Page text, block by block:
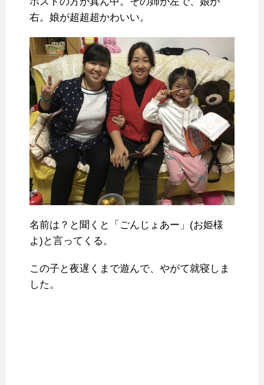
右。娘が超超超かわいい。
名前は？と聞くと「ごんじょあー」(お姫様
よ)と言ってくる。
この子と夜遅くまで遊んで、やがて就寝しま
した。